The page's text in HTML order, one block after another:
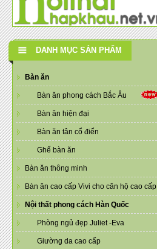
DANH MỤC SẢN PHẨM
Bàn ăn
Bàn ăn phong cách Bắc Âu
Bàn ăn hiện đại
Bàn ăn tân cổ điển
Ghế bàn ăn
Bàn ăn thông minh
Bàn ăn cao cấp Vivi cho căn hộ cao cấp
Nội thất phong cách Hàn Quốc
Phòng ngủ đẹp Juliet -Eva
Giường da cao cấp